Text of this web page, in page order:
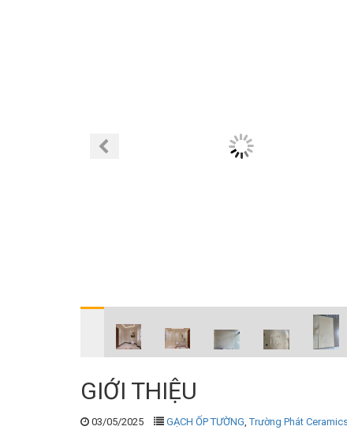
GIỚI THIỆU
03/05/2025 GẠCH ỐP TƯỜNG ,Trường Phát